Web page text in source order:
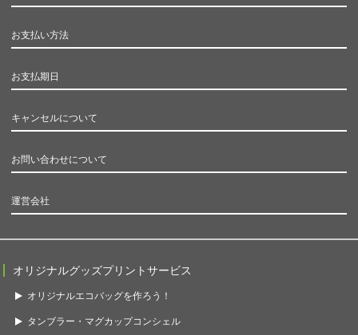
お支払い方法
お支払期日
キャンセルについて
お問い合わせについて
運営会社
オリジナルグッズプリントサービス
オリジナルエコバッグを作ろう！
タンブラー・マグカップコンシェル